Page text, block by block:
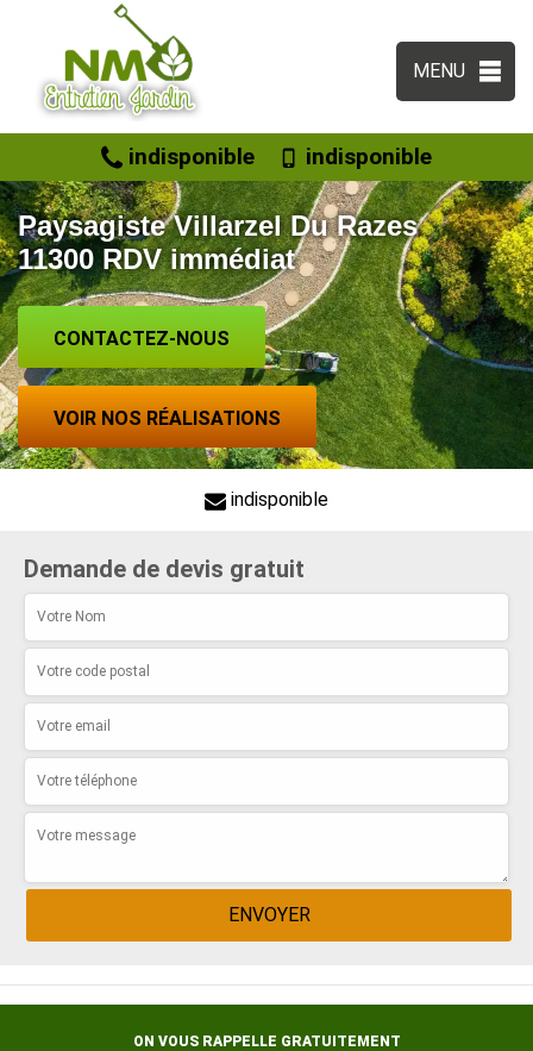
MENU
indisponible indisponible
Paysagiste Villarzel Du Razes
11300 RDV immédiat
CONTACTEZ-NOUS
VOIR NOS RÉALISATIONS
indisponible
Demande de devis gratuit
ON VOUS RAPPELLE GRATUITEMENT